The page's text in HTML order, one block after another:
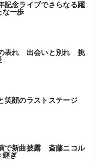
記念ライブでさらなる躍
一歩
表れ 出会いと別れ 挑
笑顔のラストステージ
で新曲披露 斎藤ニコル
継ぎ